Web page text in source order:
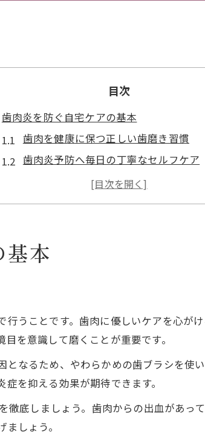
目次
歯肉炎を防ぐ自宅ケアの基本
歯肉を健康に保つ正しい歯磨き習慣
歯肉炎予防へ毎日の丁寧なセルフケア
歯肉の腫れや痛みを和らげる基本対策
歯肉炎の原因を意識した生活改善ポイ
ビタミン不足による歯肉トラブル対策
歯肉の健康とビタミンの密接な関係を
歯肉炎の改善に効果的な栄養摂取ポイ
自分でできる歯肉炎の治し方のコツ
歯肉炎の症状に合わせた自宅治し方の
歯肉の出血時にできるセルフケアのポ
歯肉炎の早期改善を目指す継続的な自
本
うことです。歯肉に優しいケアを心が
を意識して磨くことが重要です。
なるため、やわらかめの歯ブラシを使
を抑える効果が期待できます。
底しましょう。歯肉からの出血があっ
しょう。